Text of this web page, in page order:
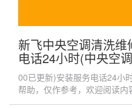
新飞中央空调清洗
电话24小时(中央空
00已更新)安装服务电话24小
帮助，仅作参考，欢迎阅读